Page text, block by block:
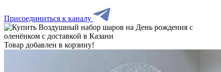
Присоединиться к каналу
Товар добавлен в корзину!